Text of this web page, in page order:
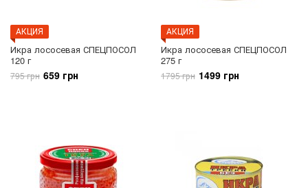
АКЦИЯ
Икра лососевая СПЕЦПОСОЛ
120 г
795 грн 659 грн
АКЦИЯ
Икра лососевая СПЕЦПОСОЛ
275 г
1795 грн 1499 грн